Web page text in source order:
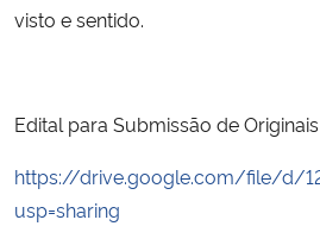
visto e sentido.
Edital para Submissão de Originais
https://drive.google.com/file/d/
usp=sharing